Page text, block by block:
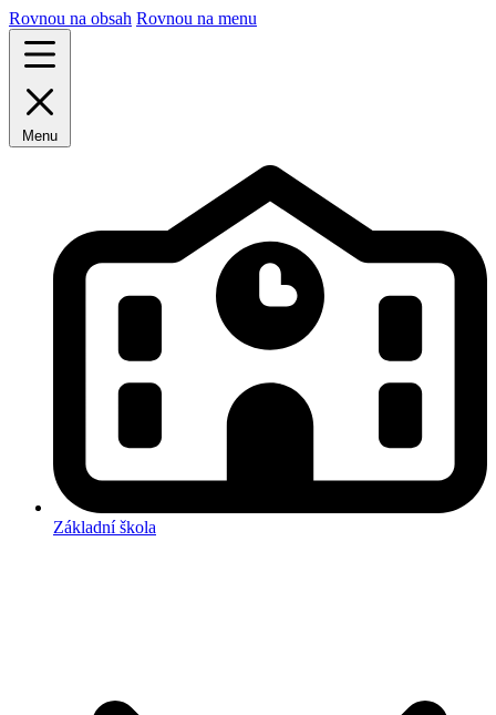
Rovnou na obsah Rovnou na menu
Menu
Základní škola